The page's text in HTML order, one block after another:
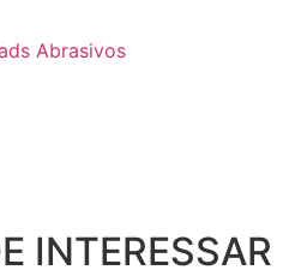
Abrasivos
INTERESSAR